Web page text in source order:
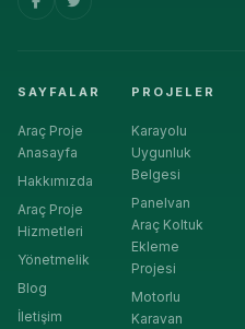
SAYFALAR
Araç Proje
Anasayfa
Hakkımızda
Araç Proje
Hizmetleri
Yönetmelik
Blog
İletişim
PROJELER
Karayolu
Uygunluk
Belgesi
Panelvan
Araç Koltuk
Ekleme
Projesi
Motorlu
Karavan